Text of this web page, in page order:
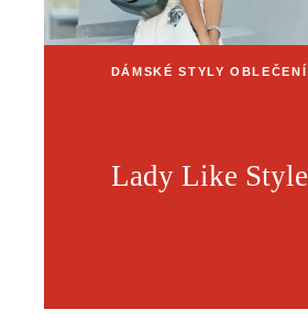
DÁMSKÉ STYLY OBLEČENÍ
Lady Like Style